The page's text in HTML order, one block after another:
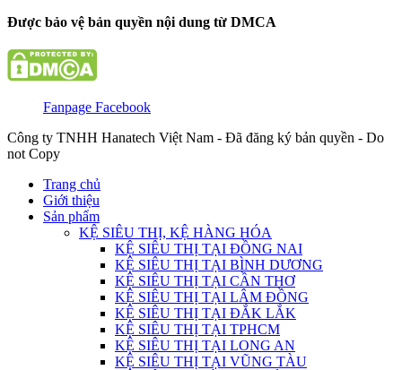
Được bảo vệ bản quyền nội dung từ DMCA
Fanpage Facebook
Công ty TNHH Hanatech Việt Nam - Đã đăng ký bản quyền - Do
not Copy
Trang chủ
Giới thiệu
Sản phẩm
KỆ SIÊU THỊ, KỆ HÀNG HÓA
KỆ SIÊU THỊ TẠI ĐỒNG NAI
KỆ SIÊU THỊ TẠI BÌNH DƯƠNG
KỆ SIÊU THỊ TẠI CẦN THƠ
KỆ SIÊU THỊ TẠI LÂM ĐỒNG
KỆ SIÊU THỊ TẠI ĐẮK LẮK
KỆ SIÊU THỊ TẠI TPHCM
KỆ SIÊU THỊ TẠI LONG AN
KỆ SIÊU THỊ TẠI VŨNG TÀU